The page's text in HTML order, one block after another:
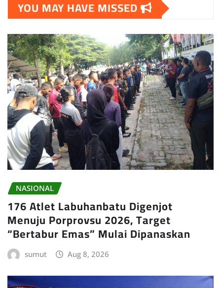
YOU MAY HAVE MISSED
NASIONAL
176 Atlet Labuhanbatu Digenjot
Menuju Porprovsu 2026, Target
“Bertabur Emas” Mulai Dipanaskan
sumut Aug 8, 2026